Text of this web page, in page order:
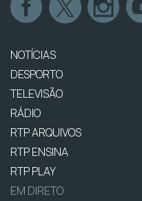
NOTÍCIAS
DESPORTO
TELEVISÃO
RÁDIO
RTP ARQUIVOS
RTP ENSINA
RTP PLAY
EM DIRETO